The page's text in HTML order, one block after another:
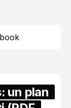
un plan